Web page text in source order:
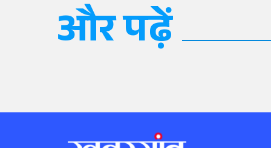
और पढ़ें